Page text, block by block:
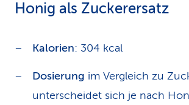
Honig als Zuckerersatz
Kalorien: 304 kcal
Dosierung im Vergleich zu
unterscheidet sich je nach